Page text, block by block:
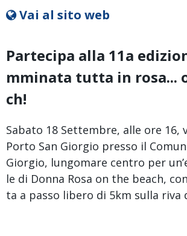
Vai al sito web
Partecipa alla 11a
mminata tutta in rosa...
ch!
Sabato 18 Settembre, alle ore 16,
Porto San Giorgio presso il
Giorgio, lungomare centro per
le di Donna Rosa on the beach,
ta a passo libero di 5km sulla riva